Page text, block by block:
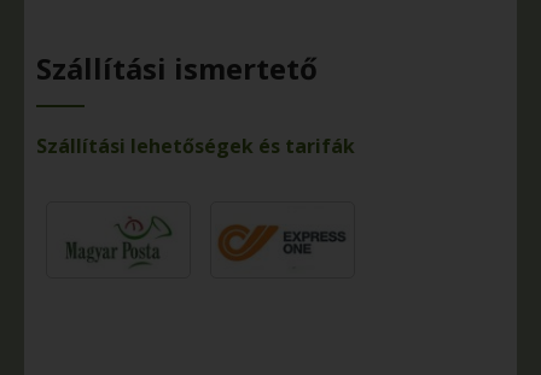
Szállítási ismertető
Szállítási lehetőségek és tarifák